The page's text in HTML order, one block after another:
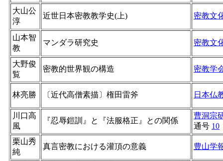
大山公
淳
近世日本密教教学史(上) 密教文
山本智
教
マンダラ研究史 密教文
大野俊
覧
密教的世界観の構造 密教学
林亮勝 〔近代高僧素描〕権田雷斧 日本仏
川口高
風
『忍辱鎧訓』と『法服格正』との関係
曹洞宗
通号 10
栗山秀
純
真言密教における灌頂の意義 豊山学